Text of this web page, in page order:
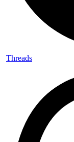
Threads